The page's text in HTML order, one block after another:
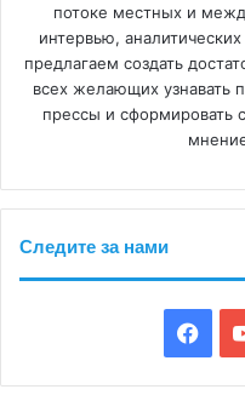
потоке местных и
интервью,
предлагаем создать
всех желающих узнавать
прессы и сформировать
Следите за нами
a